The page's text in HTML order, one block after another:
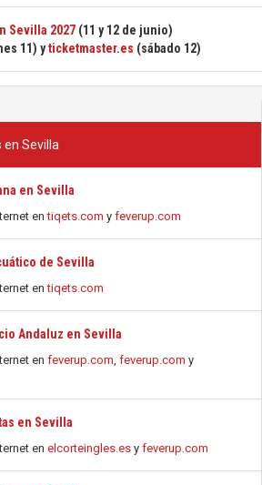
Sevilla
en Sevilla
entiqets.com y feverup.com
de Sevilla
entiqets.com
Andaluz en Sevilla
en feverup.com, feverup.com y
en Sevilla
en elcorteingles.es y feverup.com
Sevilla 2027 (11 y 12 de junio)
11) yticketmaster.es (sábado 12)